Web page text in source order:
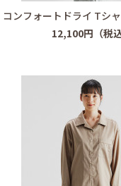
コンフォートドライ Tシ
12,100円（税込